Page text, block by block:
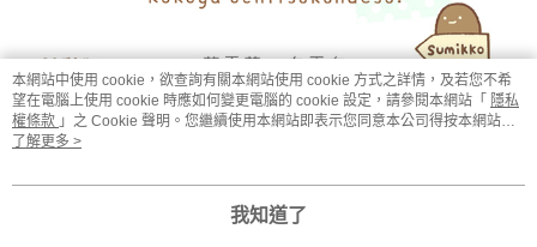
本網站中使用 cookie，欲查詢有關本網站使用 cookie 方式之詳情，及若您不希
望在電腦上使用 cookie 時應如何變更電腦的 cookie 設定，請參閱本網站「 隱私
權條款 」之 Cookie 聲明。您繼續使用本網站即表示您同意本公司得按本網站使
用條款之 Cookie 聲明使用 cookie。
了解更多 >
我知道了